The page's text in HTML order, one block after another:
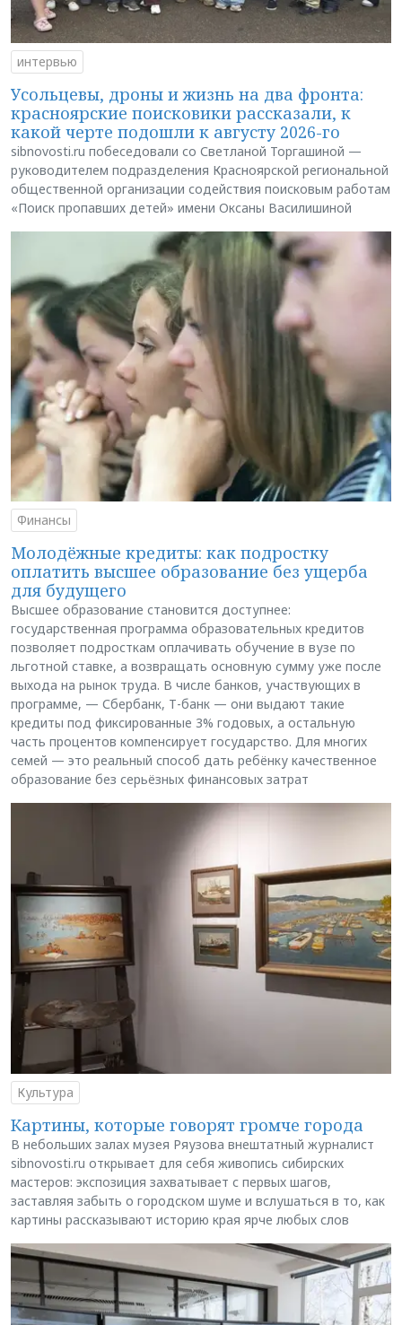
интервью
Усольцевы, дроны и жизнь на два фронта:
красноярские поисковики рассказали, к
какой черте подошли к августу 2026-го
sibnovosti.ru побеседовали со Светланой Торгашиной —
руководителем подразделения Красноярской региональной
общественной организации содействия поисковым работам
«Поиск пропавших детей» имени Оксаны Василишиной
Финансы
Молодёжные кредиты: как подростку
оплатить высшее образование без ущерба
для будущего
Высшее образование становится доступнее:
государственная программа образовательных кредитов
позволяет подросткам оплачивать обучение в вузе по
льготной ставке, а возвращать основную сумму уже после
выхода на рынок труда. В числе банков, участвующих в
программе, — Сбербанк, Т-банк — они выдают такие
кредиты под фиксированные 3% годовых, а остальную
часть процентов компенсирует государство. Для многих
семей — это реальный способ дать ребёнку качественное
образование без серьёзных финансовых затрат
Культура
Картины, которые говорят громче города
В небольших залах музея Ряузова внештатный журналист
sibnovosti.ru открывает для себя живопись сибирских
мастеров: экспозиция захватывает с первых шагов,
заставляя забыть о городском шуме и вслушаться в то, как
картины рассказывают историю края ярче любых слов